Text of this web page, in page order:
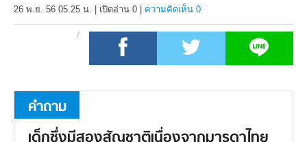
26 พ.ย. 56 05.25 น. เปิดอ่าน 0 ความคิดเห็น 0
คำถาม